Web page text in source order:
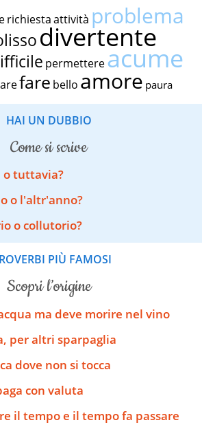
richiestaattività problema
divertente
permettereacume
fare bello amore paura
HAI UN DUBBIO
come si scrive
o tuttavia?
o l'altr'anno?
o collutorio?
PIÙ FAMOSI
scopri l’origine
ma deve morire nel vino
per altri sparpaglia
dove non si tocca
con valuta
il tempo e il tempo fa passare